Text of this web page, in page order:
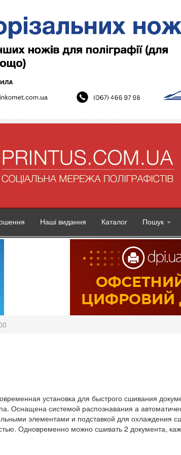
Наші видання Каталог Пошук
установка для быстрого сшивания
Оснащена системой распознавания а
элементами и подставкой для охлаждения
Одновременно можно сшивать 2 документа,